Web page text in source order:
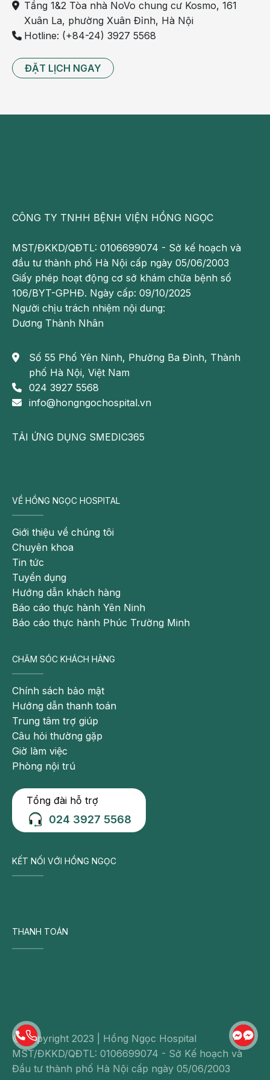
Tầng 1&2 Tòa nhà NoVo chung cư Kosmo, 161
Xuân La, phường Xuân Đỉnh, Hà Nội
Hotline: (+84-24) 3927 5568
ĐẶT LỊCH NGAY
CÔNG TY TNHH BỆNH VIỆN HỒNG NGỌC
MST/ĐKKD/QĐTL: 0106699074 - Sở kế hoạch và
đầu tư thành phố Hà Nội cấp ngày 05/06/2003
Giấy phép hoạt động cơ sở khám chữa bệnh số
106/BYT-GPHĐ. Ngày cấp: 09/10/2025
Người chịu trách nhiệm nội dung:
Dương Thành Nhân
Số 55 Phố Yên Ninh, Phường Ba Đình, Thành
phố Hà Nội, Việt Nam
024 3927 5568
info@hongngochospital.vn
TẢI ỨNG DỤNG SMEDIC365
VỀ HỒNG NGỌC HOSPITAL
Giới thiệu về chúng tôi
Chuyên khoa
Tin tức
Tuyển dụng
Hướng dẫn khách hàng
Báo cáo thực hành Yên Ninh
Báo cáo thực hành Phúc Trường Minh
CHĂM SÓC KHÁCH HÀNG
Chính sách bảo mật
Hướng dẫn thanh toán
Trung tâm trợ giúp
Câu hỏi thường gặp
Giờ làm việc
Phòng nội trú
Tổng đài hỗ trợ
024 3927 5568
KẾT NỐI VỚI HỒNG NGỌC
THANH TOÁN
© Copyright 2023 | Hồng Ngọc Hospital
MST/ĐKKD/QĐTL: 0106699074 - Sở Kế hoạch và
Đầu tư thành phố Hà Nội cấp ngày 05/06/2003